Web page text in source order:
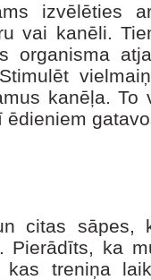
izvēlēties
vai kanēli.
organisma
kanēļa.
citas sāpes,
Pierādīts, ka
kas treniņa